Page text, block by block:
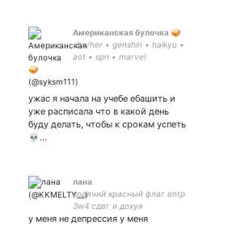
Американская булочка 🥪
she/her • genshin • haikyu •
aot • spn • marvel
ужас я начала на учебе ебашить и
уже расписала что в какой день
буду делать, чтобы к срокам успеть
💀…
лана
ходячий красный флаг entp
3w4 сдвг и дохуя
щитпостинга
у меня не депрессия у меня